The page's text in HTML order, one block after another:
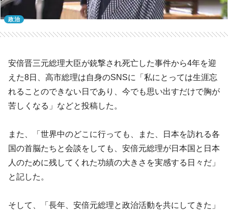
政治
安倍晋三元総理大臣が銃撃され死亡した事件から4年を迎
えた8日、高市総理は自身のSNSに「私にとっては生涯忘
れることのできない日であり、今でも思い出すだけで胸が
苦しくなる」などと投稿した。
また、「世界中のどこに行っても、また、日本を訪れる各
国の首脳たちと会談をしても、安倍元総理が日本国と日本
人のために残してくれた功績の大きさを実感する日々だ」
と記した。
そして、「長年、安倍元総理と政治活動を共にしてきた」